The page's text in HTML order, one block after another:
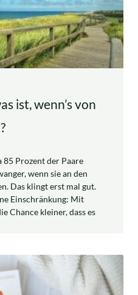
ist, wenn’s von
Prozent der Paare
wenn sie an den
Das klingt erst mal gut.
Einschränkung: Mit
Chance kleiner, dass es